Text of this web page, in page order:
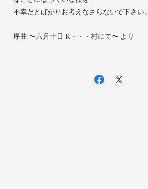
不幸だとばかりお考えなさらないで下さい。
序曲 〜六月十日 K・・・村にて〜 より